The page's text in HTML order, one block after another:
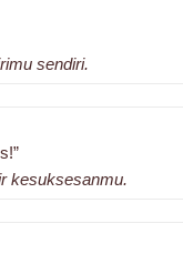
sendiri.
kesuksesanmu.